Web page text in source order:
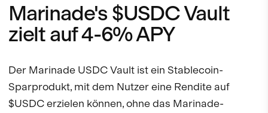
Marinade's $USDC Vault
zielt auf 4-6% APY
Der Marinade USDC Vault ist ein Stablecoin-
Sparprodukt, mit dem Nutzer eine Rendite auf
$USDC erzielen können, ohne das Marinade-